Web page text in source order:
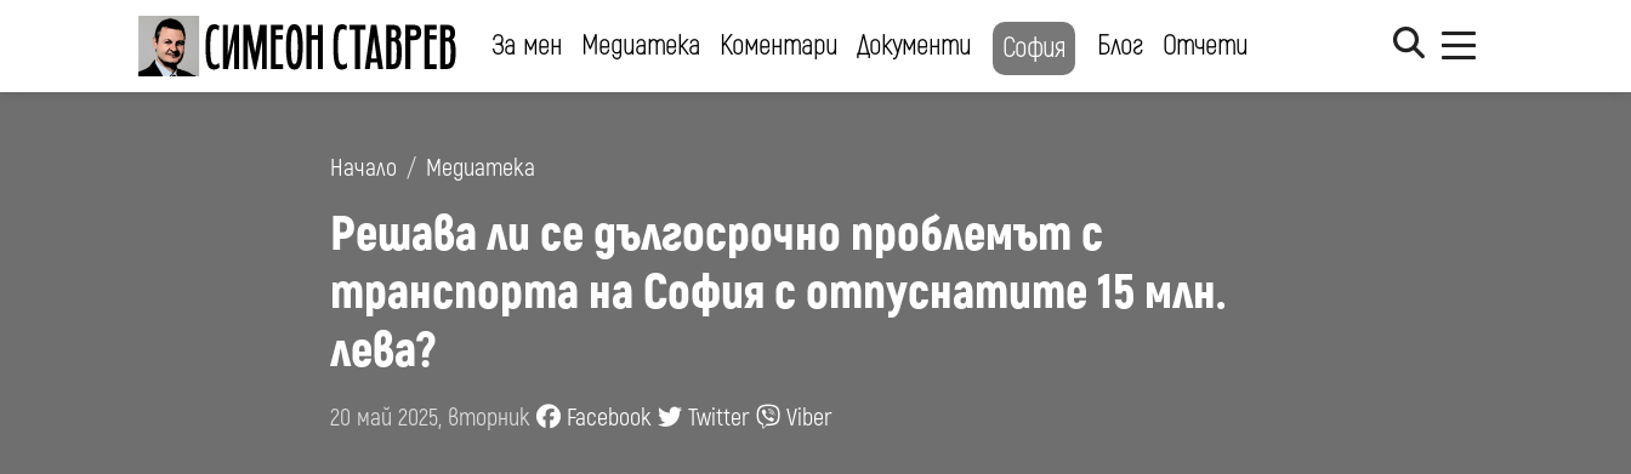
За мен Медиатека Коментари Документи София Блог Отчети
Начало Медиатека
Решава ли се дългосрочно проблемът с
транспорта на София с отпуснатите 15 млн.
лева?
20 май 2025, вторник Facebook Twitter Viber